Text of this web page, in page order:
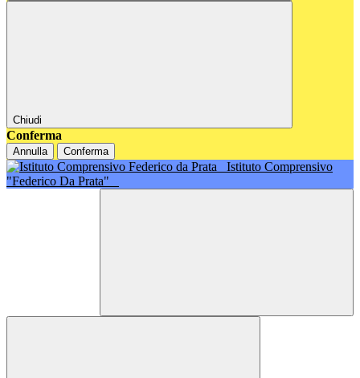
Chiudi
Conferma
Annulla Conferma
Istituto Comprensivo
"Federico Da Prata"